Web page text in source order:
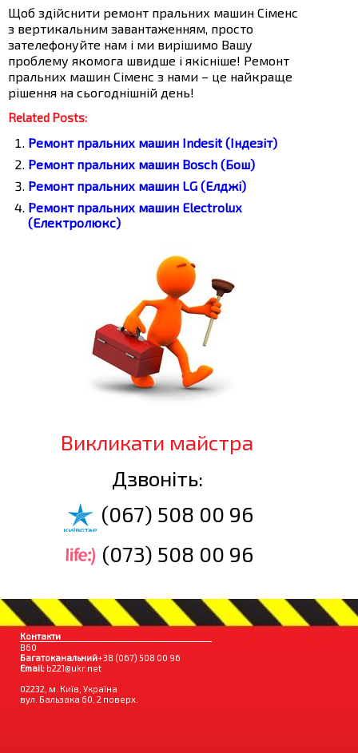
Щоб здійснити ремонт пральних машин Сіменс
з вертикальним завантаженням, просто
зателефонуйте нам і ми вирішимо Вашу
проблему якомога швидше і якісніше! Ремонт
пральних машин Сіменс з нами – це найкраще
рішення на сьогоднішній день!
Related Posts:
Ремонт пральних машин Indesit (Індезіт)
Ремонт пральних машин Bosch (Бош)
Ремонт пральних машин LG (Елджі)
Ремонт пральних машин Electrolux
(Електролюкс)
Викликати майстра
Дзвоніть:
(067) 508 00 96
(073) 508 00 96
Контакти
B60
Багатоканальний+38 (067) 508 00 96
Email: b221@ukr.net
02232, м. Київ, Україна
вул. Бальзака 60, 2 поверх.